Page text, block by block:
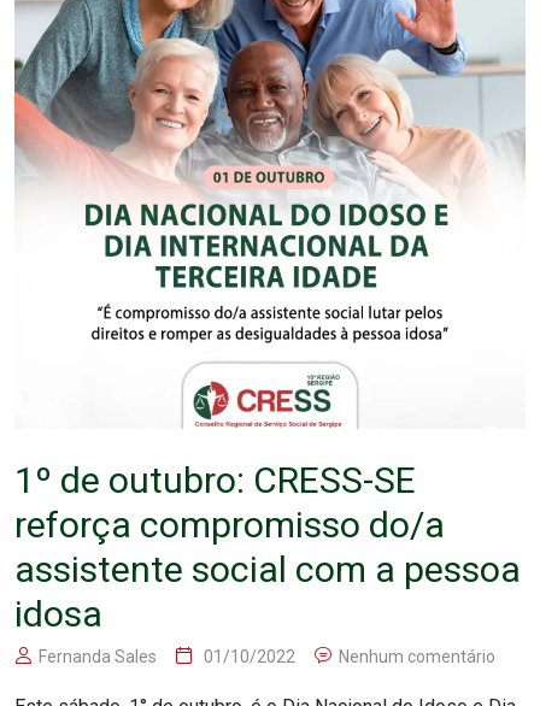
1º de outubro: CRESS-SE
reforça compromisso do/a
assistente social com a pessoa
idosa
Fernanda Sales 01/10/2022 Nenhum comentário